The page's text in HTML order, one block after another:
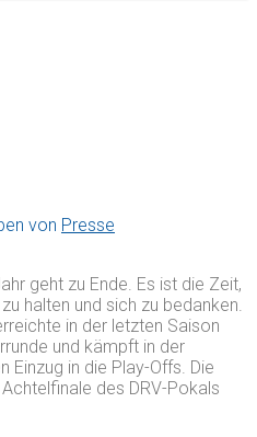
von Presse
geht zu Ende. Es ist die Zeit,
halten und sich zu bedanken.
in der letzten Saison
und kämpft in der
Einzug in die Play-Offs. Die
des DRV-Pokals